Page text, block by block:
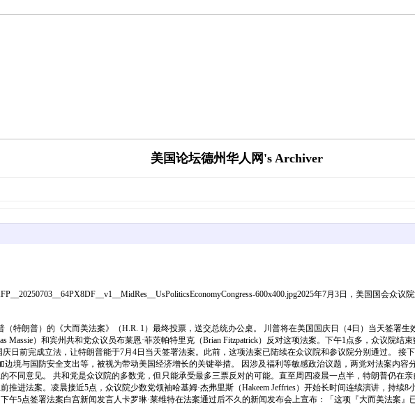
美国论坛德州华人网's Archiver
AFP__20250703__64PX8DF__v1__MidRes__UsPoliticsEconomyCongress-600x400.jpg2025年7月3日，美国国会
特朗普）的《大而美法案》（H.R. 1）最终投票，送交总统办公桌。 川普将在美国国庆日（4日）当天签署
Massie）和宾州共和党众议员布莱恩·菲茨帕特里克（Brian Fitzpatrick）反对这项法案。下午1点多，众议院
日前完成立法，让特朗普能于7月4日当天签署法案。此前，这项法案已陆续在众议院和参议院分别通过。 接
境与国防安全支出等，被视为带动美国经济增长的关键举措。 因涉及福利等敏感政治议题，两党对法案内
不同意见。 共和党是众议院的多数党，但只能承受最多三票反对的可能。直至周四凌晨一点半，特朗普仍在
推进法案。凌晨接近5点，众议院少数党领袖哈基姆·杰弗里斯（Hakeem Jeffries）开始长时间连续演讲，持续
午5点签署法案白宫新闻发言人卡罗琳·莱维特在法案通过后不久的新闻发布会上宣布：「这项『大而美法案